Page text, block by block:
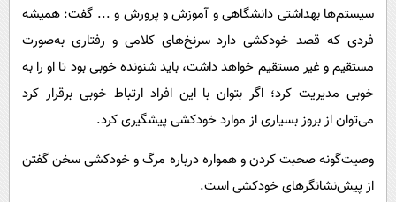
سیستم‌ها بهداشتی دانشگاهی و آموزش و پرورش و ... گفت: همیشه
فردی که قصد خودکشی دارد سرنخ‌های کلامی و رفتاری به‌صورت
مستقیم و غیر مستقیم خواهد داشت، باید شنونده خوبی بود تا او را به‌
خوبی مدیریت کرد؛ اگر بتوان با این افراد ارتباط خوبی برقرار کرد
می‌توان از بروز بسیاری از موارد خودکشی پیشگیری کرد.
وصیت‌گونه صحبت کردن و همواره درباره مرگ و خودکشی سخن گفتن
از پیش‌نشانگرهای خودکشی است.